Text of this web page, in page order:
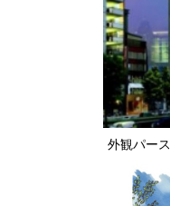
外観パース